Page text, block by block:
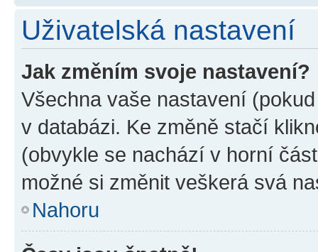
Uživatelská nastavení
Jak změním svoje nastavení?
Všechna vaše nastavení
v databázi. Ke změně stačí
(obvykle se nachází v horní
možné si změnit veškerá svá
Nahoru